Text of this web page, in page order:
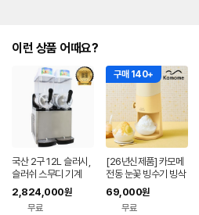
이런 상품 어때요?
국산 2구 12L 슬러시,
슬러쉬 스무디 기계
2,824,000원
무료
구매 140+
[26년신제품] 카모메
전동 눈꽃 빙수기 빙삭
기 KAM-SF27B
69,000원
무료